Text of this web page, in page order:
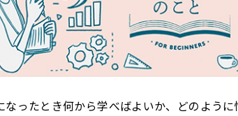
なったとき何から学べばよいか、どのよう